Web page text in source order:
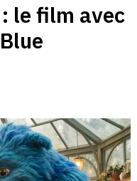
le film avec